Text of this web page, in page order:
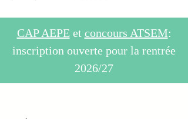
CAP AEPEet concours ATSEM:
inscription ouverte pour la rentrée
2026/27